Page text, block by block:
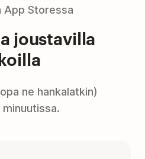
App Storessa
joustavilla
ne hankalatkin)